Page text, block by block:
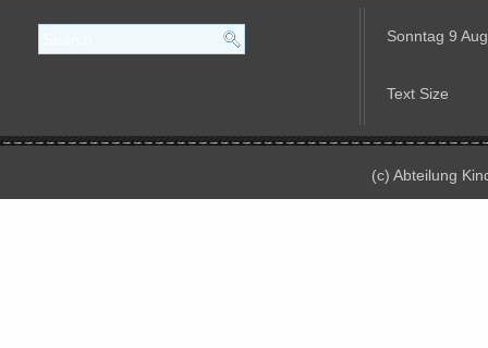
Sonntag 9
Text Size
(c) Abteilung